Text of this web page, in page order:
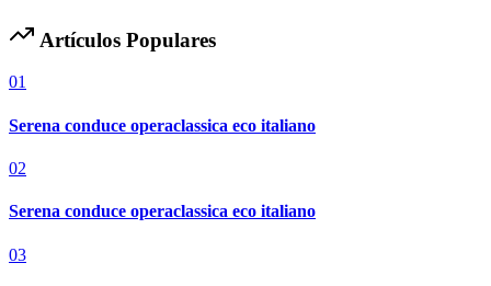
Artículos Populares
01
Serena conduce operaclassica eco italiano
02
Serena conduce operaclassica eco italiano
03